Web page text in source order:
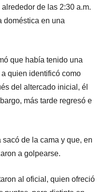
de las 2:30 a.m.
doméstica en una
que había tenido una
quien identificó como
del altercado inicial, él
más tarde regresó e
de la cama y que, en
a golpearse.
al oficial, quien ofreció